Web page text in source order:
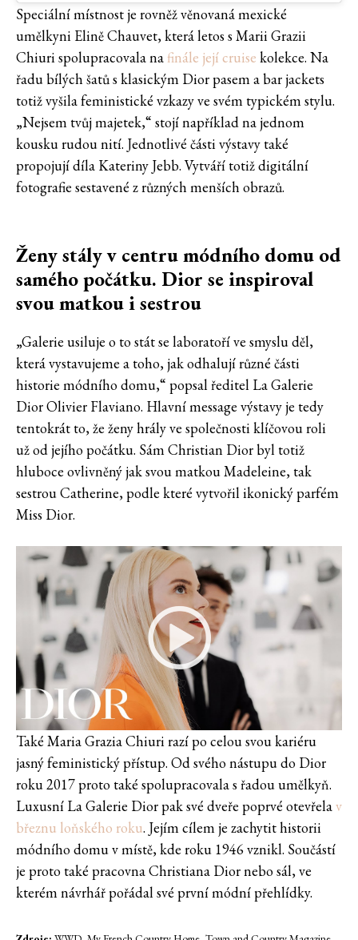
Speciální místnost je rovněž věnovaná mexické
umělkyni Elině Chauvet, která letos s Marii Grazii
Chiuri spolupracovala na finále její cruise kolekce. Na
řadu bílých šatů s klasickým Dior pasem a bar jackets
totiž vyšila feministické vzkazy ve svém typickém stylu.
„Nejsem tvůj majetek,“ stojí například na jednom
kousku rudou nití. Jednotlivé části výstavy také
propojují díla Kateriny Jebb. Vytváří totiž digitální
fotografie sestavené z různých menších obrazů.
Ženy stály v centru módního domu od
samého počátku. Dior se inspiroval
svou matkou i sestrou
„Galerie usiluje o to stát se laboratoří ve smyslu děl,
která vystavujeme a toho, jak odhalují různé části
historie módního domu,“ popsal ředitel La Galerie
Dior Olivier Flaviano. Hlavní message výstavy je tedy
tentokrát to, že ženy hrály ve společnosti klíčovou roli
už od jejího počátku. Sám Christian Dior byl totiž
hluboce ovlivněný jak svou matkou Madeleine, tak
sestrou Catherine, podle které vytvořil ikonický parfém
Miss Dior.
Také Maria Grazia Chiuri razí po celou svou kariéru
jasný feministický přístup. Od svého nástupu do Dior
roku 2017 proto také spolupracovala s řadou umělkyň.
Luxusní La Galerie Dior pak své dveře poprvé otevřelav
březnu loňského roku. Jejím cílem je zachytit historii
módního domu v místě, kde roku 1946 vznikl. Součástí
je proto také pracovna Christiana Dior nebo sál, ve
kterém návrhář pořádal své první módní přehlídky.